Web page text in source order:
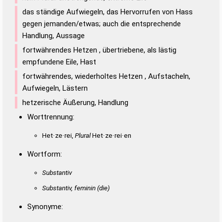
das ständige Aufwiegeln, das Hervorrufen von Hass
gegen jemanden/etwas; auch die entsprechende
Handlung, Aussage
fortwährendes Hetzen , übertriebene, als lästig
empfundene Eile, Hast
fortwährendes, wiederholtes Hetzen , Aufstacheln,
Aufwiegeln, Lästern
hetzerische Äußerung, Handlung
Worttrennung:
Het·ze·rei, PluralHet·ze·rei·en
Wortform:
Substantiv
Substantiv, feminin(die)
Synonyme: